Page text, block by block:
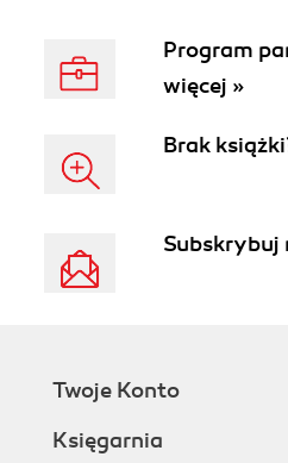
Program
więcej »
Brak
Subskrybuj
Twoje Konto
Księgarnia